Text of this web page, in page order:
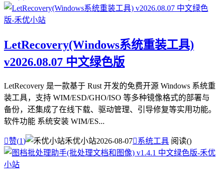
LetRecovery(Windows系统重装工具)
v2026.08.07 中文绿色版
LetRecovery 是一款基于 Rust 开发的免费开源 Windows 系统重
装工具，支持 WIM/ESD/GHO/ISO 等多种镜像格式的部署与
备份，还集成了在线下载、驱动管理、引导修复等实用功能。
软件功能 系统安装 WIM/ES...
赞(1) 禾优小站2026-08-07系统工具 阅读()